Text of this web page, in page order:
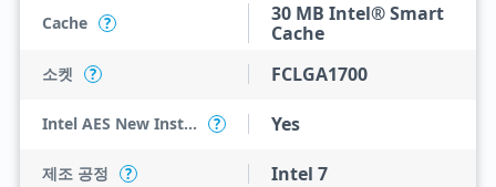
Cache ?
30 MB Intel® Smart
Cache
소켓 ? FCLGA1700
Intel AES New Instructions ? Yes
제조 공정 ? Intel 7